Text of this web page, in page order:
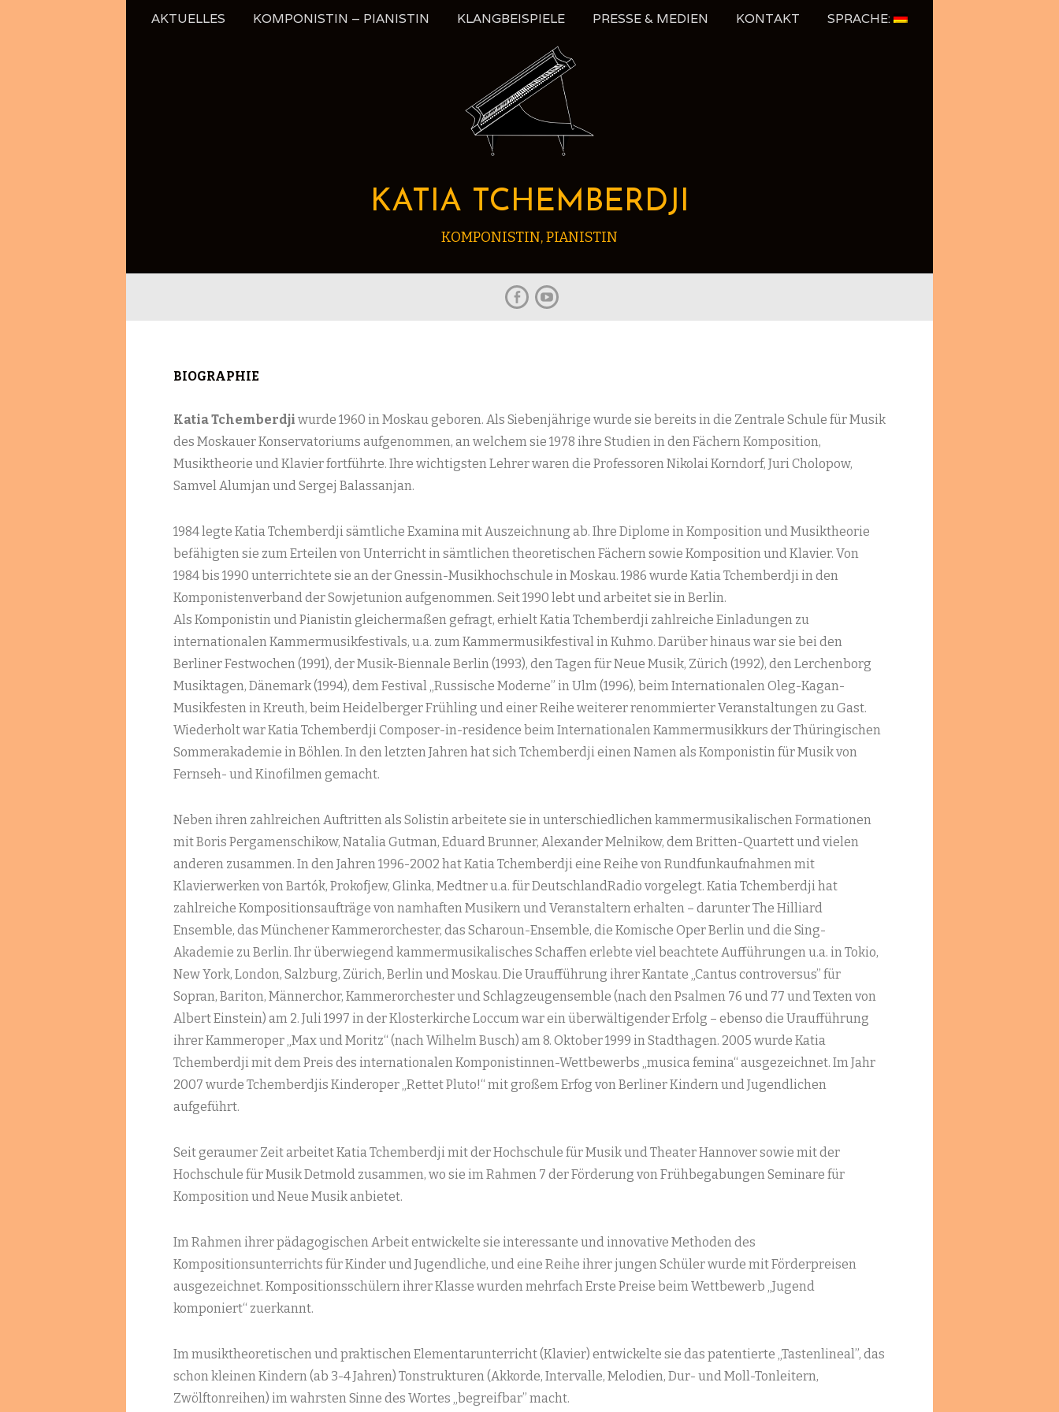
AKTUELLES KOMPONISTIN – PIANISTIN KLANGBEISPIELE PRESSE & MEDIEN KONTAKT SPRACHE:
KATIA TCHEMBERDJI
KOMPONISTIN, PIANISTIN
FacebookYoutube
BIOGRAPHIE
Katia Tchemberdji wurde 1960 in Moskau geboren. Als Siebenjährige wurde sie bereits in die Zentrale Schule für Musik
des Moskauer Konservatoriums aufgenommen, an welchem sie 1978 ihre Studien in den Fächern Komposition,
Musiktheorie und Klavier fortführte. Ihre wichtigsten Lehrer waren die Professoren Nikolai Korndorf, Juri Cholopow,
Samvel Alumjan und Sergej Balassanjan.
1984 legte Katia Tchemberdji sämtliche Examina mit Auszeichnung ab. Ihre Diplome in Komposition und Musiktheorie
befähigten sie zum Erteilen von Unterricht in sämtlichen theoretischen Fächern sowie Komposition und Klavier. Von
1984 bis 1990 unterrichtete sie an der Gnessin-Musikhochschule in Moskau. 1986 wurde Katia Tchemberdji in den
Komponistenverband der Sowjetunion aufgenommen. Seit 1990 lebt und arbeitet sie in Berlin.
Als Komponistin und Pianistin gleichermaßen gefragt, erhielt Katia Tchemberdji zahlreiche Einladungen zu
internationalen Kammermusikfestivals, u.a. zum Kammermusikfestival in Kuhmo. Darüber hinaus war sie bei den
Berliner Festwochen (1991), der Musik-Biennale Berlin (1993), den Tagen für Neue Musik, Zürich (1992), den Lerchenborg
Musiktagen, Dänemark (1994), dem Festival „Russische Moderne” in Ulm (1996), beim Internationalen Oleg-Kagan-
Musikfesten in Kreuth, beim Heidelberger Frühling und einer Reihe weiterer renommierter Veranstaltungen zu Gast.
Wiederholt war Katia Tchemberdji Composer-in-residence beim Internationalen Kammermusikkurs der Thüringischen
Sommerakademie in Böhlen. In den letzten Jahren hat sich Tchemberdji einen Namen als Komponistin für Musik von
Fernseh- und Kinofilmen gemacht.
Neben ihren zahlreichen Auftritten als Solistin arbeitete sie in unterschiedlichen kammermusikalischen Formationen
mit Boris Pergamenschikow, Natalia Gutman, Eduard Brunner, Alexander Melnikow, dem Britten-Quartett und vielen
anderen zusammen. In den Jahren 1996-2002 hat Katia Tchemberdji eine Reihe von Rundfunkaufnahmen mit
Klavierwerken von Bartók, Prokofjew, Glinka, Medtner u.a. für DeutschlandRadio vorgelegt. Katia Tchemberdji hat
zahlreiche Kompositionsaufträge von namhaften Musikern und Veranstaltern erhalten – darunter The Hilliard
Ensemble, das Münchener Kammerorchester, das Scharoun-Ensemble, die Komische Oper Berlin und die Sing-
Akademie zu Berlin. Ihr überwiegend kammermusikalisches Schaffen erlebte viel beachtete Aufführungen u.a. in Tokio,
New York, London, Salzburg, Zürich, Berlin und Moskau. Die Uraufführung ihrer Kantate „Cantus controversus” für
Sopran, Bariton, Männerchor, Kammerorchester und Schlagzeugensemble (nach den Psalmen 76 und 77 und Texten von
Albert Einstein) am 2. Juli 1997 in der Klosterkirche Loccum war ein überwältigender Erfolg – ebenso die Uraufführung
ihrer Kammeroper „Max und Moritz“ (nach Wilhelm Busch) am 8. Oktober 1999 in Stadthagen. 2005 wurde Katia
Tchemberdji mit dem Preis des internationalen Komponistinnen-Wettbewerbs „musica femina“ ausgezeichnet. Im Jahr
2007 wurde Tchemberdjis Kinderoper „Rettet Pluto!“ mit großem Erfog von Berliner Kindern und Jugendlichen
aufgeführt.
Seit geraumer Zeit arbeitet Katia Tchemberdji mit der Hochschule für Musik und Theater Hannover sowie mit der
Hochschule für Musik Detmold zusammen, wo sie im Rahmen 7 der Förderung von Frühbegabungen Seminare für
Komposition und Neue Musik anbietet.
Im Rahmen ihrer pädagogischen Arbeit entwickelte sie interessante und innovative Methoden des
Kompositionsunterrichts für Kinder und Jugendliche, und eine Reihe ihrer jungen Schüler wurde mit Förderpreisen
ausgezeichnet. Kompositionsschülern ihrer Klasse wurden mehrfach Erste Preise beim Wettbewerb „Jugend
komponiert“ zuerkannt.
Im musiktheoretischen und praktischen Elementarunterricht (Klavier) entwickelte sie das patentierte „Tastenlineal”, das
schon kleinen Kindern (ab 3-4 Jahren) Tonstrukturen (Akkorde, Intervalle, Melodien, Dur- und Moll-Tonleitern,
Zwölftonreihen) im wahrsten Sinne des Wortes „begreifbar” macht.